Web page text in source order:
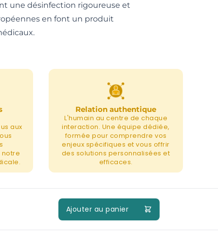
une désinfection rigoureuse et
en font un produit
aux
Relation authentique
L'humain au centre de chaque
interaction. Une équipe dédiée,
formée pour comprendre vos
enjeux spécifiques et vous offrir
des solutions personnalisées et
efficaces.
Ajouter au panier